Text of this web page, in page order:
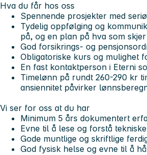
Hva du får hos oss
Spennende prosjekter med
Tydelig oppfølging og
på, og en plan på hva som
God forsikrings- og
Obligatoriske kurs og mulighet
En fast kontaktperson i Eterni
Timelønn på rundt 260-290 kr
ansiennitet påvirker
Vi ser for oss at du har
Minimum 5 års dokumentert
Evne til å lese og forstå
Gode muntlige og skriftlige
God fysisk helse og evne til å